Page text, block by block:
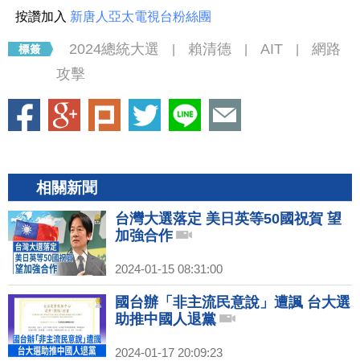
按讚加入 新唐人亞太電視台粉絲團
2024總統大選 賴清德 AIT
網路
攻擊
相關新聞
台灣大選落定 美日英等50國祝賀 望
加強合作
2024-01-15 08:31:00
國台辦「非主流民意說」遭諷 台大選
助推中國人退黨
2024-01-17 20:09:23